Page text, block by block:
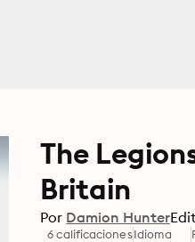
The
Britain
Por Damion Hunter
6 calificacionesIdioma